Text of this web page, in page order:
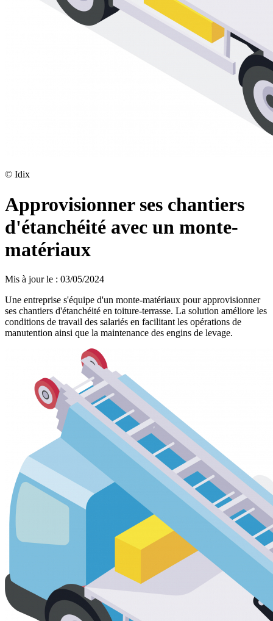
© Idix
Approvisionner ses chantiers
d'étanchéité avec un monte-
matériaux
Mis à jour le : 03/05/2024
Une entreprise s'équipe d'un monte-matériaux pour approvisionner
ses chantiers d'étanchéité en toiture-terrasse. La solution améliore les
conditions de travail des salariés en facilitant les opérations de
manutention ainsi que la maintenance des engins de levage.